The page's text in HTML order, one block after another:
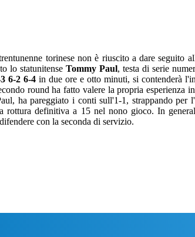
torinese non è riuscito a dare seguito
lo statunitense Tommy Paul, testa di serie
6-2 6-4in due ore e otto minuti, si contenderà
round ha fatto valere la propria esperienza
ha pareggiato i conti sull'1-1, strappando
definitiva a 15 nel nono gioco. In
con la seconda di servizio.